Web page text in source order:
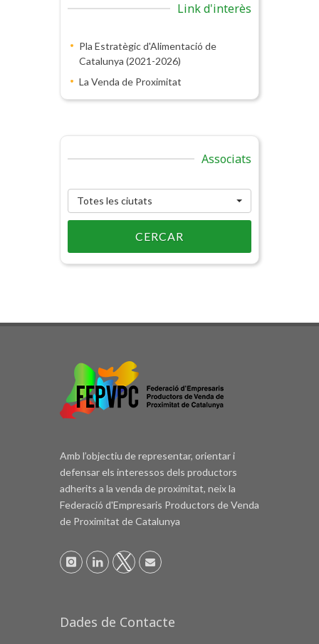
Link d'interès
Pla Estratègic d'Alimentació de
Catalunya (2021-2026)
La Venda de Proximitat
Associats
Totes les ciutats
CERCAR
Amb l’objectiu de representar, orientar i
defensar els interessos dels productors
adherits a la venda de proximitat, neix la
Federació d'Empresaris Productors de Venda
de Proximitat de Catalunya
Dades de Contacte